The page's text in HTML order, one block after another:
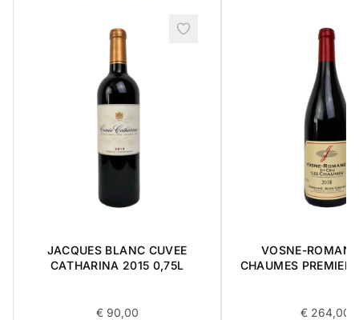
JACQUES BLANC CUVEE
CATHARINA 2015 0,75L
€90,00
VOSNE-
CHAUMES PREMIER
€ 264,00